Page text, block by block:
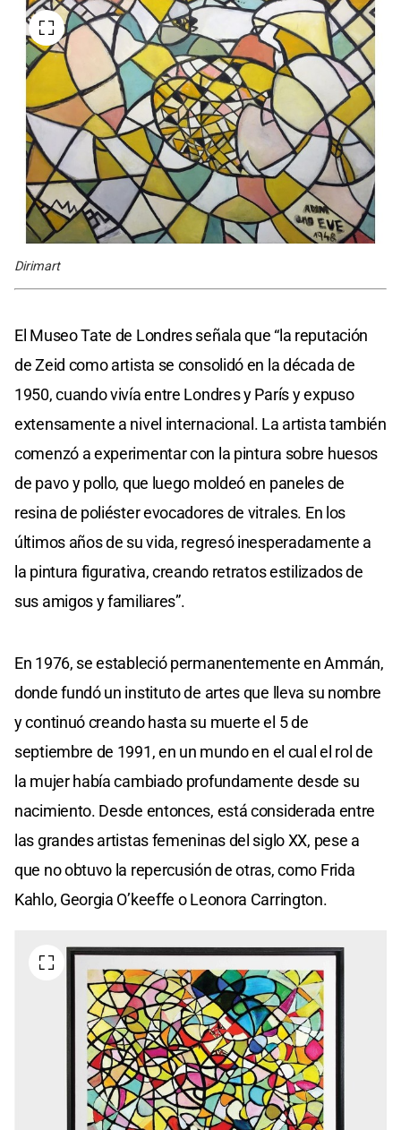
Dirimart
El Museo Tate de Londres señala que “la reputación
de Zeid como artista se consolidó en la década de
1950, cuando vivía entre Londres y París y expuso
extensamente a nivel internacional. La artista también
comenzó a experimentar con la pintura sobre huesos
de pavo y pollo, que luego moldeó en paneles de
resina de poliéster evocadores de vitrales. En los
últimos años de su vida, regresó inesperadamente a
la pintura figurativa, creando retratos estilizados de
sus amigos y familiares”.
En 1976, se estableció permanentemente en Ammán,
donde fundó un instituto de artes que lleva su nombre
y continuó creando hasta su muerte el 5 de
septiembre de 1991, en un mundo en el cual el rol de
la mujer había cambiado profundamente desde su
nacimiento. Desde entonces, está considerada entre
las grandes artistas femeninas del siglo XX, pese a
que no obtuvo la repercusión de otras, como Frida
Kahlo, Georgia O’keeffe o Leonora Carrington.